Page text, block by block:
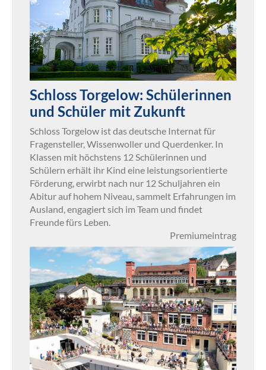
Schloss Torgelow: Schülerinnen
und Schüler mit Zukunft
Schloss Torgelow ist das deutsche Internat für
Fragensteller, Wissenwoller und Querdenker. In
Klassen mit höchstens 12 Schülerinnen und
Schülern erhält ihr Kind eine leistungsorientierte
Förderung, erwirbt nach nur 12 Schuljahren ein
Abitur auf hohem Niveau, sammelt Erfahrungen im
Ausland, engagiert sich im Team und findet
Freunde fürs Leben.
Premiumeintrag